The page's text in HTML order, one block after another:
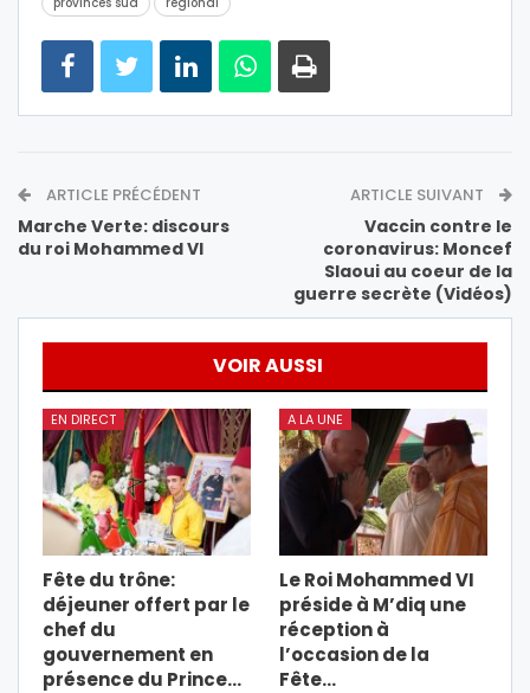
ARTICLE PRÉCÉDENT
Marche Verte: discours
du roi Mohammed VI
ARTICLE SUIVANT
Vaccin contre le
coronavirus: Moncef
Slaoui au coeur de la
guerre secrète (Vidéos)
VOIR AUSSI
EN DIRECT
Fête du trône:
déjeuner offert par le
chef du
gouvernement en
présence du Prince…
A LA UNE
Le Roi Mohammed VI
préside à M’diq une
réception à
l’occasion de la
Fête…